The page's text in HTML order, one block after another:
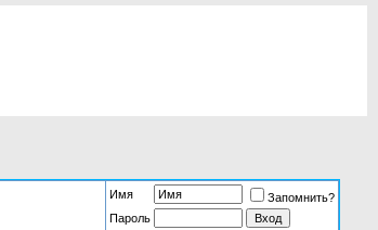
Имя
Запомнить?
Пароль